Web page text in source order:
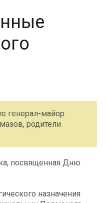
генерал-майор
родители
посвященная Дню
назначения